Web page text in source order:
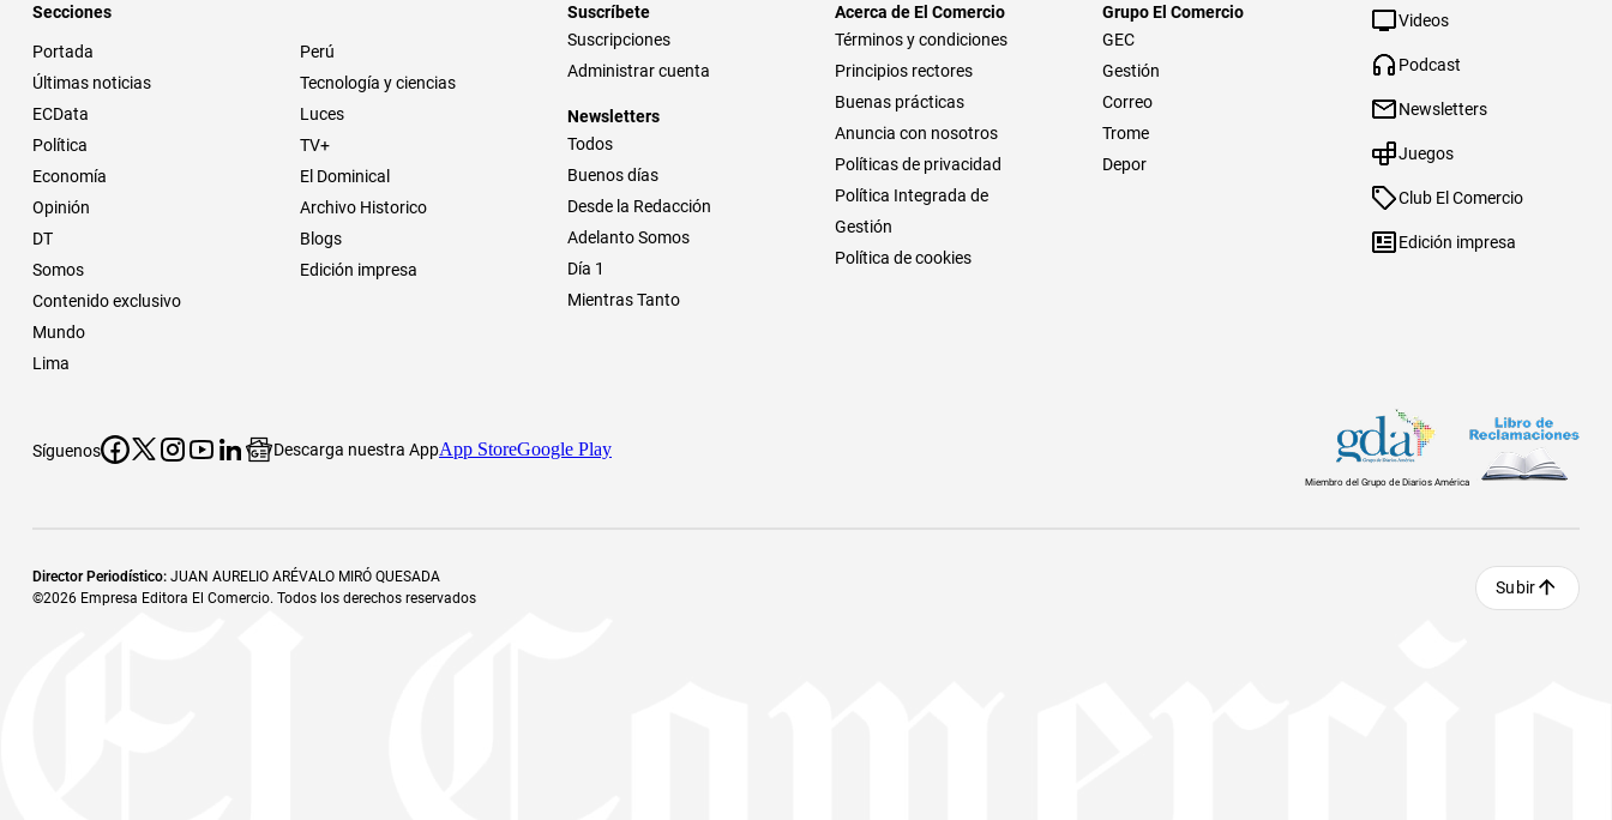
Secciones
Portada
Últimas noticias
ECData
Política
Economía
Opinión
DT
Somos
Contenido exclusivo
Mundo
Lima
Perú
Tecnología y ciencias
Luces
TV+
El Dominical
Archivo Historico
Blogs
Edición impresa
Suscríbete
Suscripciones
Administrar cuenta
Newsletters
Todos
Buenos días
Desde la Redacción
Adelanto Somos
Día 1
Mientras Tanto
Acerca de El Comercio
Términos y condiciones
Principios rectores
Buenas prácticas
Anuncia con nosotros
Políticas de privacidad
Política Integrada de
Gestión
Política de cookies
Grupo El Comercio
GEC
Gestión
Correo
Trome
Depor
Videos
Podcast
Newsletters
Juegos
Club El Comercio
Edición impresa
Síguenos Descarga nuestra AppApp StoreGoogle Play
Miembro del Grupo de Diarios América
Director Periodístico: JUAN AURELIO ARÉVALO MIRÓ QUESADA
©2026 Empresa Editora El Comercio. Todos los derechos reservados
Subir